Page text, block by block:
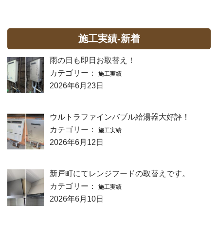
施工実績-新着
雨の日も即日お取替え！
カテゴリー：
施工実績
2026年6月23日
ウルトラファインバブル給湯器大好評！
カテゴリー：
施工実績
2026年6月12日
新戸町にてレンジフードの取替えです。
カテゴリー：
施工実績
2026年6月10日